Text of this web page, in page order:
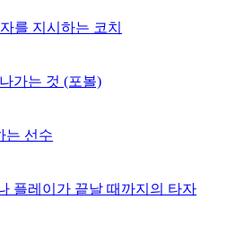
를 지시하는 코치
가는 것 (포볼)
는 선수
플레이가 끝날 때까지의 타자